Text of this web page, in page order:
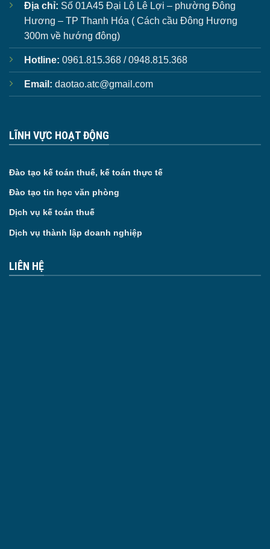
Địa chỉ: Số 01A45 Đại Lộ Lê Lợi – phường Đông
Hương – TP Thanh Hóa ( Cách cầu Đông Hương
300m về hướng đông)
Hotline: 0961.815.368 / 0948.815.368
Email: daotao.atc@gmail.com
LĨNH VỰC HOẠT ĐỘNG
Đào tạo kế toán thuế, kế toán thực tế
Đào tạo tin học văn phòng
Dịch vụ kế toán thuế
Dịch vụ thành lập doanh nghiệp
LIÊN HỆ